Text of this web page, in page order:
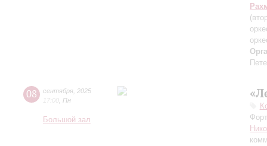
08 сентября 2025
17:00 Пн
Большой зал